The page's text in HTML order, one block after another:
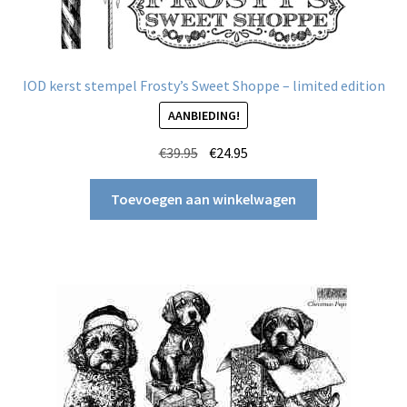
IOD kerst stempel Frosty’s Sweet Shoppe – limited edition
AANBIEDING!
€39.95 Oorspronkelijke
was:
€39.95.
€24.95
is:
€24.95.
Toevoegen aan winkelwagen